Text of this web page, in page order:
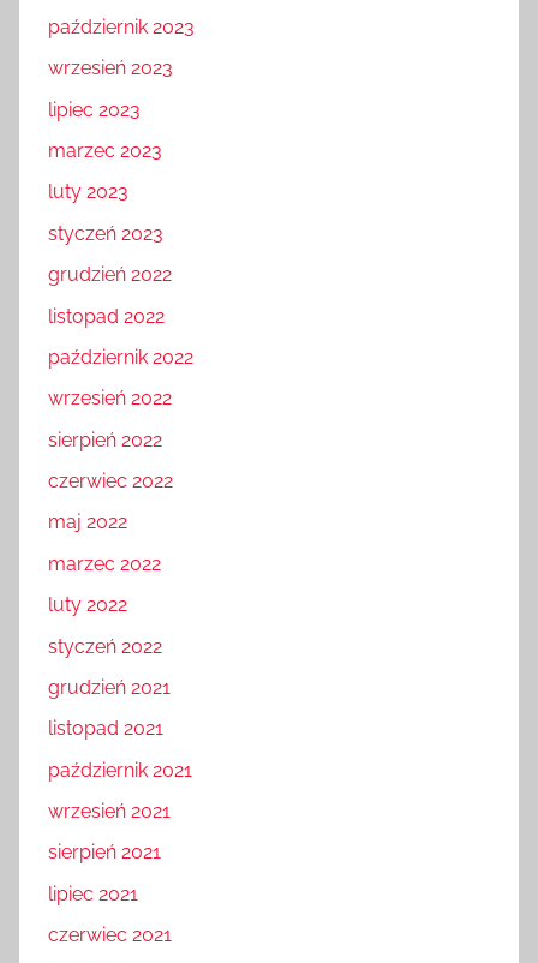
październik 2023
wrzesień 2023
lipiec 2023
marzec 2023
luty 2023
styczeń 2023
grudzień 2022
listopad 2022
październik 2022
wrzesień 2022
sierpień 2022
czerwiec 2022
maj 2022
marzec 2022
luty 2022
styczeń 2022
grudzień 2021
listopad 2021
październik 2021
wrzesień 2021
sierpień 2021
lipiec 2021
czerwiec 2021